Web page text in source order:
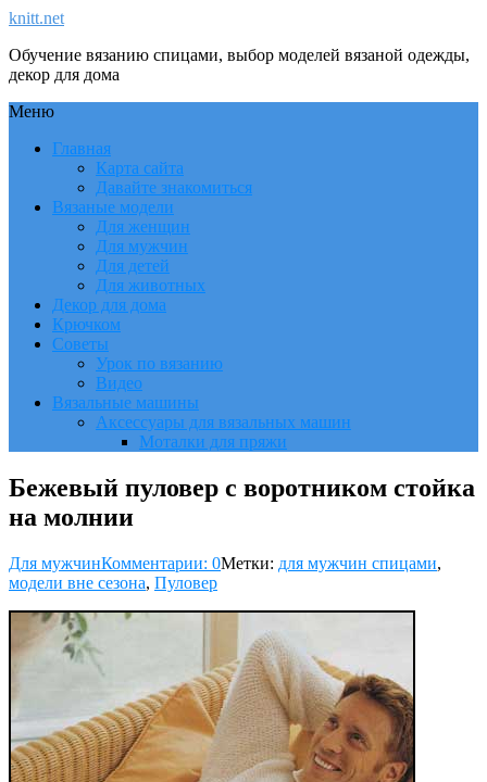
knitt.net
Обучение вязанию спицами, выбор моделей вязаной одежды,
декор для дома
Меню
Главная
Карта сайта
Давайте знакомиться
Вязаные модели
Для женщин
Для мужчин
Для детей
Для животных
Декор для дома
Крючком
Советы
Урок по вязанию
Видео
Вязальные машины
Аксессуары для вязальных машин
Моталки для пряжи
Бежевый пуловер с воротником стойка
на молнии
Для мужчинКомментарии: 0Метки: для мужчин спицами,
модели вне сезона, Пуловер